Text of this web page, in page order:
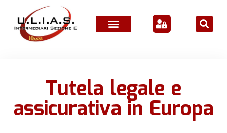
Tutela legale e
assicurativa in Europa